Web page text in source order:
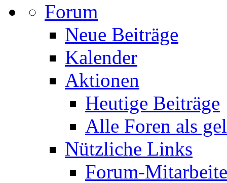
Forum
Neue Beiträge
Kalender
Aktionen
Heutige Beiträge
Alle Foren als
Nützliche Links
Forum-